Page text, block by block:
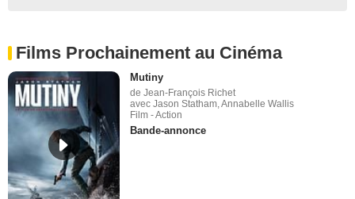
Films Prochainement au Cinéma
Mutiny
de Jean-François Richet
avec Jason Statham, Annabelle Wallis
Film - Action
Bande-annonce